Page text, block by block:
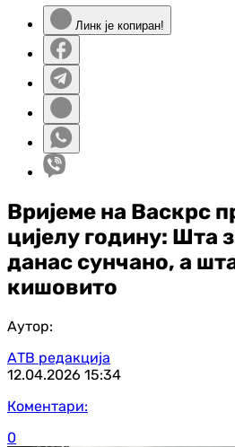
Линк је копиран!
Вријеме на Васкрс
цијелу годину: Шта
данас сунчано, а
кишовито
Аутор:
АТВ редакција
12.04.2026 15:34
Коментари:
0